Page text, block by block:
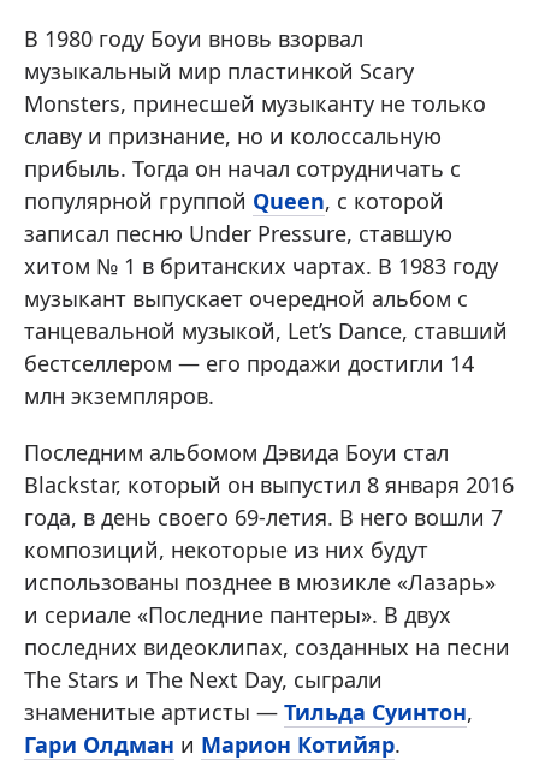
В 1980 году Боуи вновь взорвал
музыкальный мир пластинкой Scary
Monsters, принесшей музыканту не только
славу и признание, но и колоссальную
прибыль. Тогда он начал сотрудничать с
популярной группой Queen, с которой
записал песню Under Pressure, ставшую
хитом № 1 в британских чартах. В 1983 году
музыкант выпускает очередной альбом с
танцевальной музыкой, Let’s Dance, ставший
бестселлером — его продажи достигли 14
млн экземпляров.
Последним альбомом Дэвида Боуи стал
Blackstar, который он выпустил 8 января 2016
года, в день своего 69-летия. В него вошли 7
композиций, некоторые из них будут
использованы позднее в мюзикле «Лазарь»
и сериале «Последние пантеры». В двух
последних видеоклипах, созданных на песни
The Stars и The Next Day, сыграли
знаменитые артисты — Тильда Суинтон,
Гари Олдман и Марион Котийяр.